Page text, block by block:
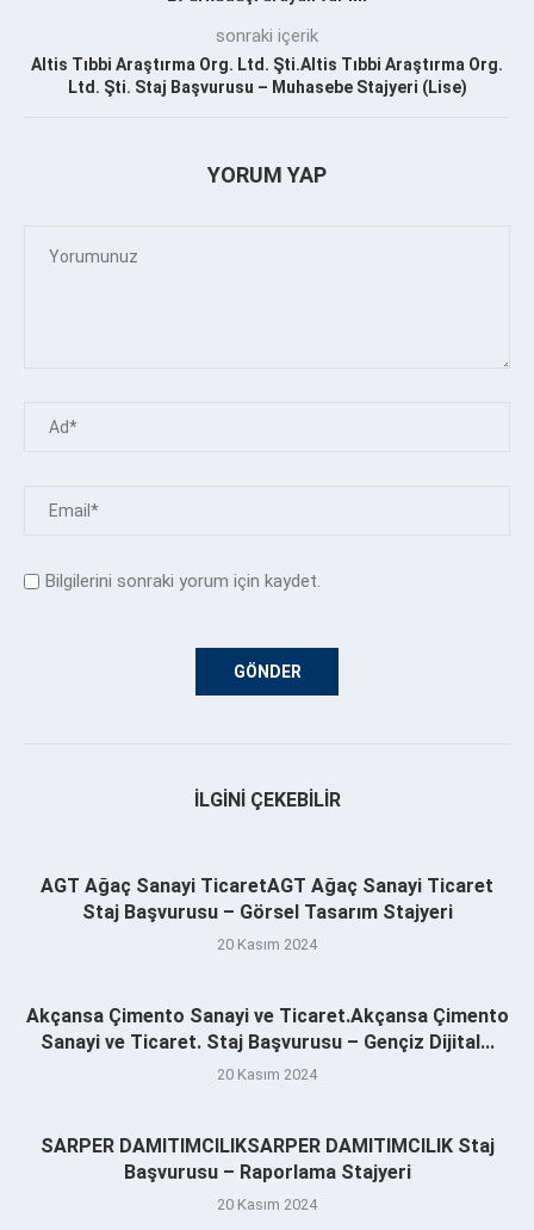
sonraki içerik
Altis Tıbbi Araştırma Org. Ltd. Şti.Altis Tıbbi Araştırma Org.
Ltd. Şti. Staj Başvurusu – Muhasebe Stajyeri (Lise)
YORUM YAP
Bilgilerini sonraki yorum için kaydet.
İLGINI ÇEKEBILIR
AGT Ağaç Sanayi TicaretAGT Ağaç Sanayi Ticaret
Staj Başvurusu – Görsel Tasarım Stajyeri
20 Kasım 2024
Akçansa Çimento Sanayi ve Ticaret.Akçansa Çimento
Sanayi ve Ticaret. Staj Başvurusu – Gençiz Dijital...
20 Kasım 2024
SARPER DAMITIMCILIKSARPER DAMITIMCILIK Staj
Başvurusu – Raporlama Stajyeri
20 Kasım 2024